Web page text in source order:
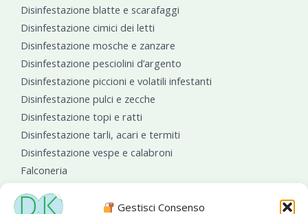
Gestisci Consenso
Disinfestazione blatte e scarafaggi
Disinfestazione cimici dei letti
Disinfestazione mosche e zanzare
Disinfestazione pesciolini d’argento
Disinfestazione piccioni e volatili infestanti
Disinfestazione pulci e zecche
Disinfestazione topi e ratti
Disinfestazione tarli, acari e termiti
Disinfestazione vespe e calabroni
Falconeria